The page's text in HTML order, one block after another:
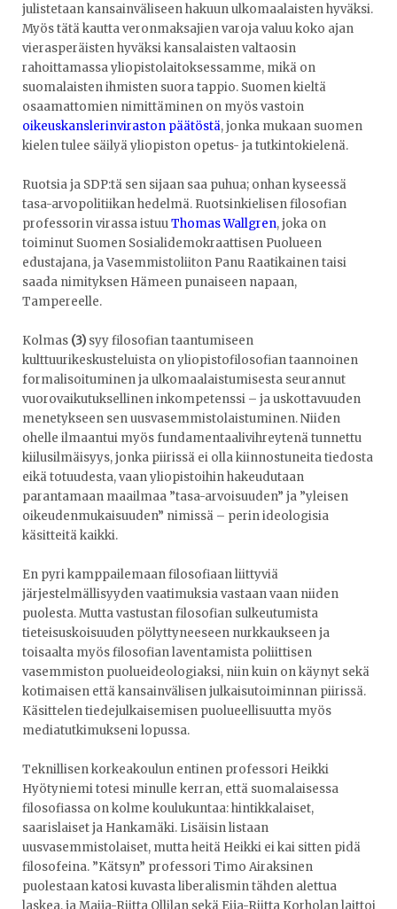
julistetaan kansainväliseen hakuun ulkomaalaisten hyväksi.
Myös tätä kautta veronmaksajien varoja valuu koko ajan
vierasperäisten hyväksi kansalaisten valtaosin
rahoittamassa yliopistolaitoksessamme, mikä on
suomalaisten ihmisten suora tappio. Suomen kieltä
osaamattomien nimittäminen on myös vastoin
oikeuskanslerinviraston päätöstä, jonka mukaan suomen
kielen tulee säilyä yliopiston opetus- ja tutkintokielenä.
Ruotsia ja SDP:tä sen sijaan saa puhua; onhan kyseessä
tasa-arvopolitiikan hedelmä. Ruotsinkielisen filosofian
professorin virassa istuuThomas Wallgren, joka on
toiminut Suomen Sosialidemokraattisen Puolueen
edustajana, ja Vasemmistoliiton Panu Raatikainen taisi
saada nimityksen Hämeen punaiseen napaan,
Tampereelle.
Kolmas (3) syy filosofian taantumiseen
kulttuurikeskusteluista on yliopistofilosofian taannoinen
formalisoituminen ja ulkomaalaistumisesta seurannut
vuorovaikutuksellinen inkompetenssi – ja uskottavuuden
menetykseen sen uusvasemmistolaistuminen. Niiden
ohelle ilmaantui myös fundamentaalivihreytenä tunnettu
kiilusilmäisyys, jonka piirissä ei olla kiinnostuneita tiedosta
eikä totuudesta, vaan yliopistoihin hakeudutaan
parantamaan maailmaa ”tasa-arvoisuuden” ja ”yleisen
oikeudenmukaisuuden” nimissä – perin ideologisia
käsitteitä kaikki.
En pyri kamppailemaan filosofiaan liittyviä
järjestelmällisyyden vaatimuksia vastaan vaan niiden
puolesta. Mutta vastustan filosofian sulkeutumista
tieteisuskoisuuden pölyttyneeseen nurkkaukseen ja
toisaalta myös filosofian laventamista poliittisen
vasemmiston puolueideologiaksi, niin kuin on käynyt sekä
kotimaisen että kansainvälisen julkaisutoiminnan piirissä.
Käsittelen tiedejulkaisemisen puolueellisuutta myös
mediatutkimukseni lopussa.
Teknillisen korkeakoulun entinen professori Heikki
Hyötyniemi totesi minulle kerran, että suomalaisessa
filosofiassa on kolme koulukuntaa: hintikkalaiset,
saarislaiset ja Hankamäki. Lisäisin listaan
uusvasemmistolaiset, mutta heitä Heikki ei kai sitten pidä
filosofeina. ”Kätsyn” professori Timo Airaksinen
puolestaan katosi kuvasta liberalismin tähden alettua
laskea, ja Maija-Riitta Ollilan sekä Eija-Riitta Korholan laittoi